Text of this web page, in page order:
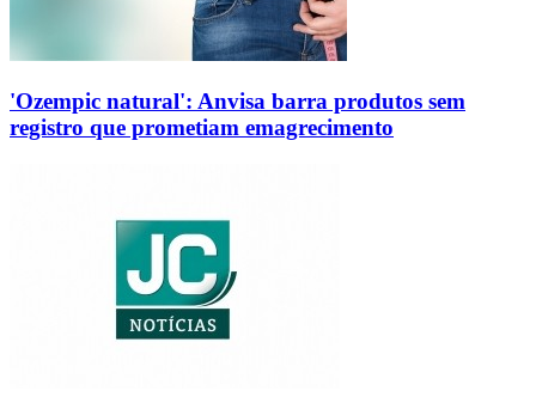
'Ozempic natural': Anvisa barra produtos sem
registro que prometiam emagrecimento